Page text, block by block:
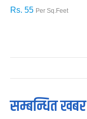
Rs. 55 Per Sq.Feet
सम्बन्धित खबर